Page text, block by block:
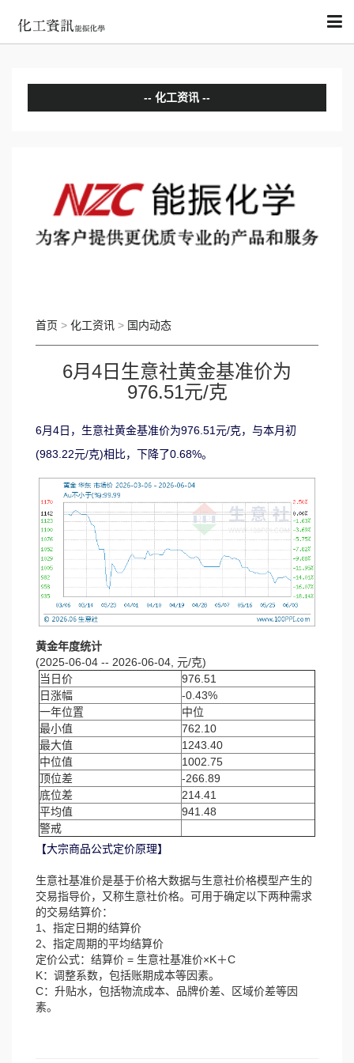
化工资讯
国际动态
首页 > 化工资讯 > 国内动态
6月4日生意社黄金基准价为
976.51元/克
6月4日，生意社黄金基准价为976.51元/克，与本月初
(983.22元/克)相比，下降了0.68%。
黄金年度统计
(2025-06-04 -- 2026-06-04, 元/克)
当日价
976.51
日涨幅
-0.43%
一年位置
中位
最小值
762.10
最大值
1243.40
中位值
1002.75
顶位差
-266.89
底位差
214.41
平均值
941.48
警戒
【大宗商品公式定价原理】
生意社基准价是基于价格大数据与生意社价格模型产生的
交易指导价，又称生意社价格。可用于确定以下两种需求
的交易结算价：
1、指定日期的结算价
2、指定周期的平均结算价
定价公式：结算价 = 生意社基准价×K＋C
K：调整系数，包括账期成本等因素。
C：升贴水，包括物流成本、品牌价差、区域价差等因
素。